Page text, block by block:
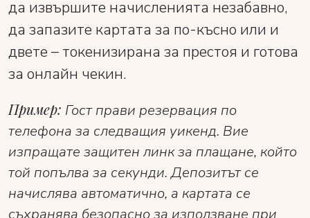
да извършите начисленията незабавно,
да запазите картата за по-късно или и
двете – токенизирана за престоя и готова
за онлайн чекин.
Пример: Гост прави резервация по
телефона за следващия уикенд. Вие
изпращате защитен линк за плащане, който
той попълва за секунди. Депозитът се
начислява автоматично, а картата се
съхранява безопасно за използване при